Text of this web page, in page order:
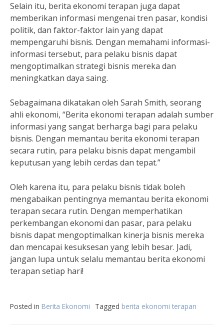
Selain itu, berita ekonomi terapan juga dapat
memberikan informasi mengenai tren pasar, kondisi
politik, dan faktor-faktor lain yang dapat
mempengaruhi bisnis. Dengan memahami informasi-
informasi tersebut, para pelaku bisnis dapat
mengoptimalkan strategi bisnis mereka dan
meningkatkan daya saing.
Sebagaimana dikatakan oleh Sarah Smith, seorang
ahli ekonomi, “Berita ekonomi terapan adalah sumber
informasi yang sangat berharga bagi para pelaku
bisnis. Dengan memantau berita ekonomi terapan
secara rutin, para pelaku bisnis dapat mengambil
keputusan yang lebih cerdas dan tepat.”
Oleh karena itu, para pelaku bisnis tidak boleh
mengabaikan pentingnya memantau berita ekonomi
terapan secara rutin. Dengan memperhatikan
perkembangan ekonomi dan pasar, para pelaku
bisnis dapat mengoptimalkan kinerja bisnis mereka
dan mencapai kesuksesan yang lebih besar. Jadi,
jangan lupa untuk selalu memantau berita ekonomi
terapan setiap hari!
Posted in Berita Ekonomi Tagged berita ekonomi terapan